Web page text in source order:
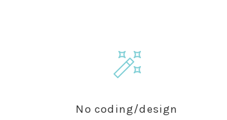
No coding/design